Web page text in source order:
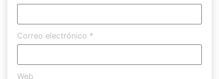
Correo electrónico *
Web